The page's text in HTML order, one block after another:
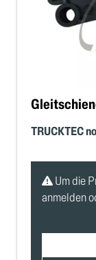
TRUCKTEC
Um die
anmelden